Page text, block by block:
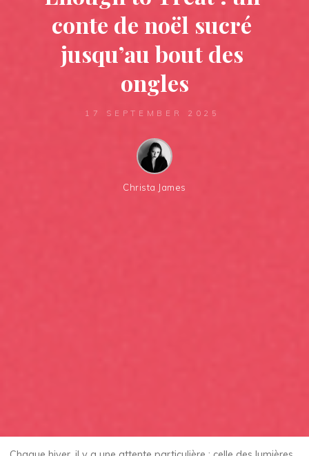
conte de noël sucré
jusqu’au bout des
ongles
17 SEPTEMBER 2025
Christa James